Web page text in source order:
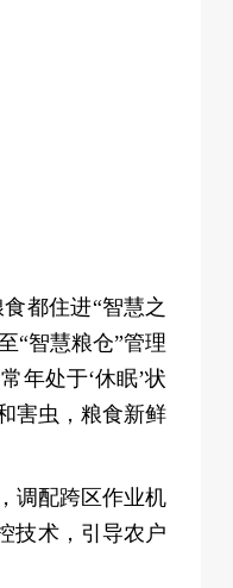
都住进“智慧之
“智慧粮仓”管理
年处于‘休眠’状
害虫，粮食新鲜
调配跨区作业机
技术，引导农户